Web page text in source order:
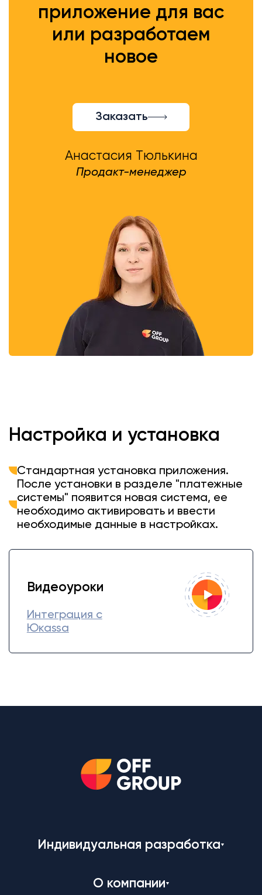
приложение для вас
или разработаем
новое
Заказать
Анастасия Тюлькина
Продакт-менеджер
Настройка и установка
Стандартная установка приложения.
После установки в разделе "платежные
системы" появится новая система, ее
необходимо активировать и ввести
необходимые данные в настройках.
Видеоуроки
Интеграция с
Юкаssa
Индивидуальная разработка
О компании